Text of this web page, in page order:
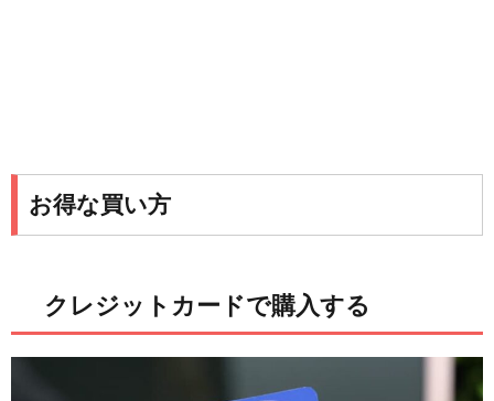
お得な買い方
クレジットカードで購入する